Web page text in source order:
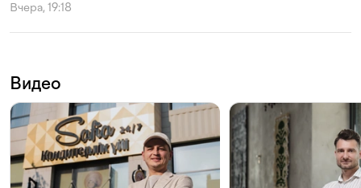
Вчера, 19:18
Видео